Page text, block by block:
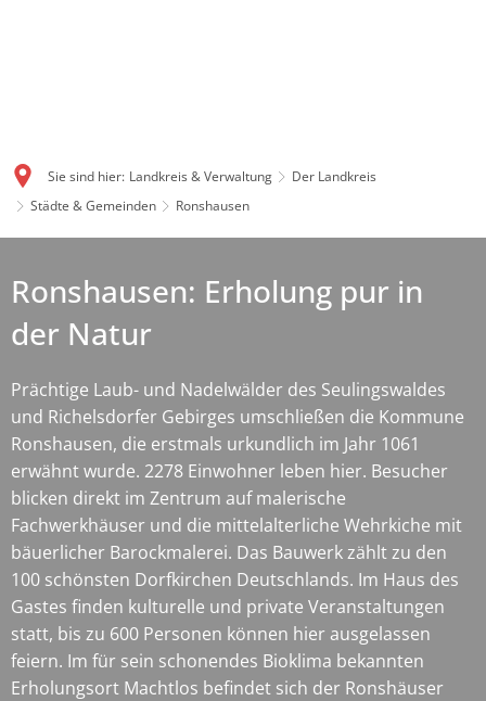
Sie sind hier: Landkreis & Verwaltung
Der Landkreis
Städte & Gemeinden
Ronshausen
Ronshausen: Erholung pur in
der Natur
Prächtige Laub- und Nadelwälder des Seulingswaldes
und Richelsdorfer Gebirges umschließen die Kommune
Ronshausen, die erstmals urkundlich im Jahr 1061
erwähnt wurde. 2278 Einwohner leben hier. Besucher
blicken direkt im Zentrum auf malerische
Fachwerkhäuser und die mittelalterliche Wehrkiche mit
bäuerlicher Barockmalerei. Das Bauwerk zählt zu den
100 schönsten Dorfkirchen Deutschlands. Im Haus des
Gastes finden kulturelle und private Veranstaltungen
statt, bis zu 600 Personen können hier ausgelassen
feiern. Im für sein schonendes Bioklima bekannten
Erholungsort Machtlos befindet sich der Ronshäuser